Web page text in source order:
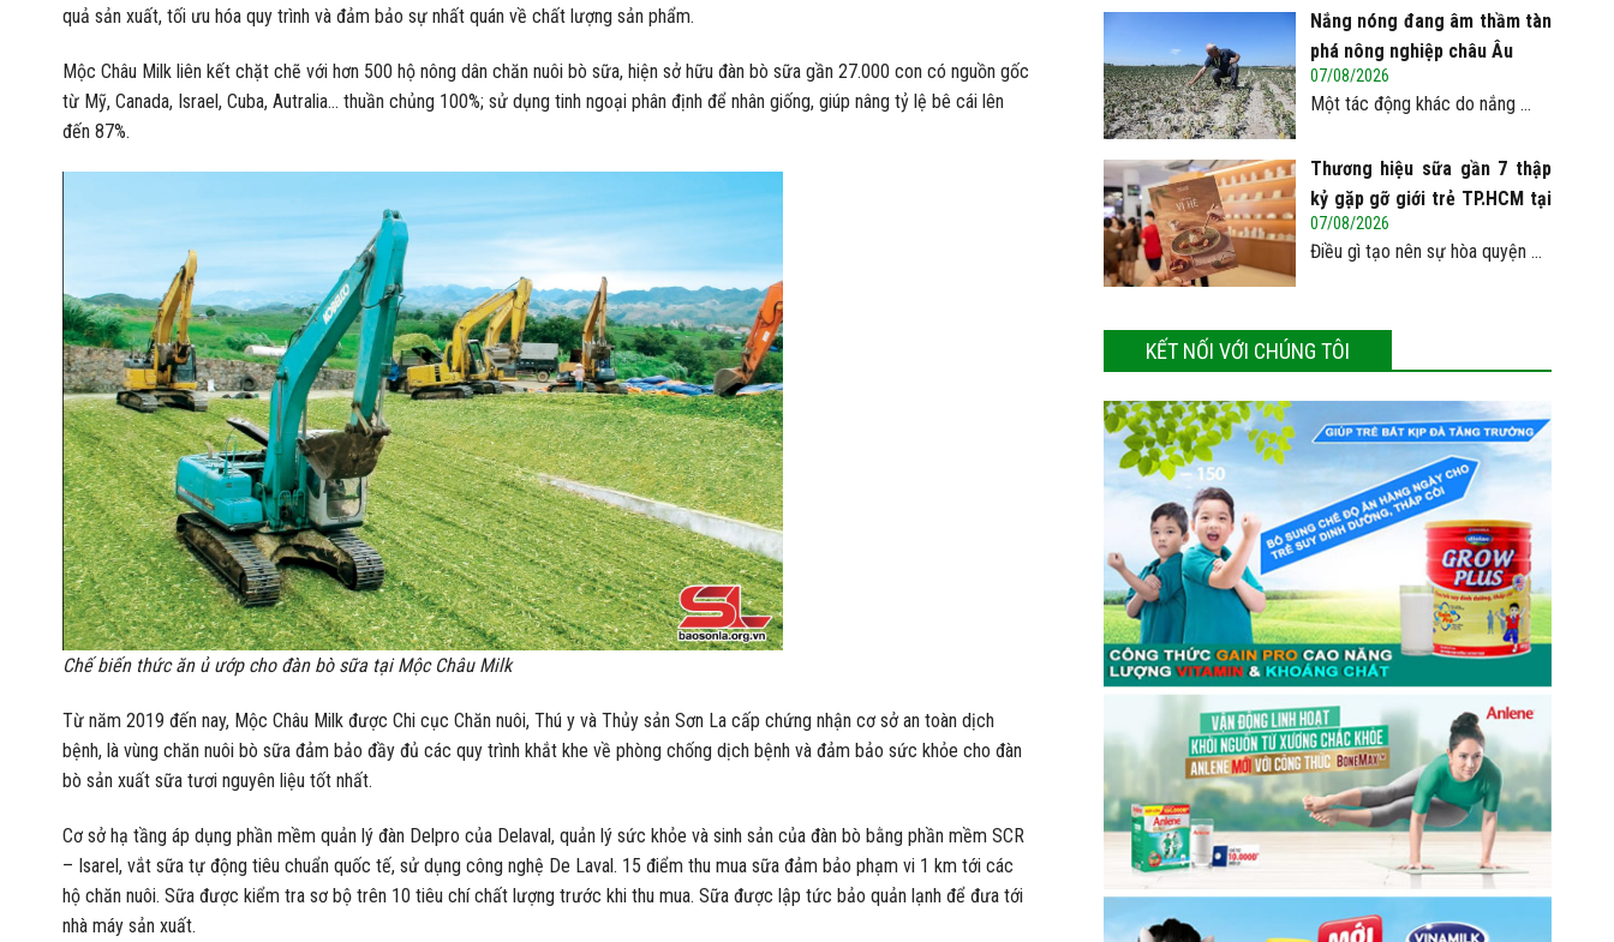
quả sản xuất, tối ưu hóa quy trình và đảm bảo sự nhất quán về chất lượng sản phẩm.
Mộc Châu Milk liên kết chặt chẽ với hơn 500 hộ nông dân chăn nuôi bò sữa, hiện sở hữu đàn bò sữa gần 27.000 con có nguồn gốc
từ Mỹ, Canada, Israel, Cuba, Autralia… thuần chủng 100%; sử dụng tinh ngoại phân định để nhân giống, giúp nâng tỷ lệ bê cái lên
đến 87%.
Chế biến thức ăn ủ ướp cho đàn bò sữa tại Mộc Châu Milk
Từ năm 2019 đến nay, Mộc Châu Milk được Chi cục Chăn nuôi, Thú y và Thủy sản Sơn La cấp chứng nhận cơ sở an toàn dịch
bệnh, là vùng chăn nuôi bò sữa đảm bảo đầy đủ các quy trình khắt khe về phòng chống dịch bệnh và đảm bảo sức khỏe cho đàn
bò sản xuất sữa tươi nguyên liệu tốt nhất.
Cơ sở hạ tầng áp dụng phần mềm quản lý đàn Delpro của Delaval, quản lý sức khỏe và sinh sản của đàn bò bằng phần mềm SCR
– Isarel, vắt sữa tự động tiêu chuẩn quốc tế, sử dụng công nghệ De Laval. 15 điểm thu mua sữa đảm bảo phạm vi 1 km tới các
hộ chăn nuôi. Sữa được kiểm tra sơ bộ trên 10 tiêu chí chất lượng trước khi thu mua. Sữa được lập tức bảo quản lạnh để đưa tới
nhà máy sản xuất.
Nắng nóng đang âm thầm tàn
phá nông nghiệp châu Âu
07/08/2026
Một tác động khác do nắng ...
Thương hiệu sữa gần 7 thập
kỷ gặp gỡ giới trẻ TP.HCM tại
Pop-up ‘Thưởng vị hè’
07/08/2026
Điều gì tạo nên sự hòa quyện ...
KẾT NỐI VỚI CHÚNG TÔI